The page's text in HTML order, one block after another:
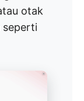
otak
seperti